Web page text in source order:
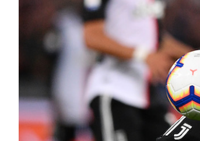
Cultura
Economia
Europa
Altrecose
Mondiali
PODCAST
NEWSLETTER